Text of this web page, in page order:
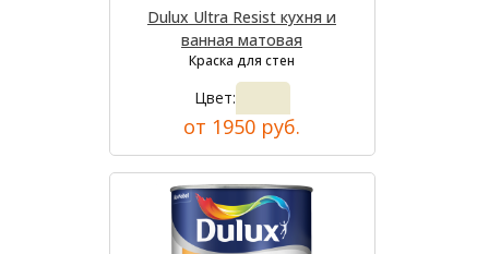
Dulux Ultra Resist кухня и
ванная матовая
Краска для стен
Цвет:
от 1950 руб.